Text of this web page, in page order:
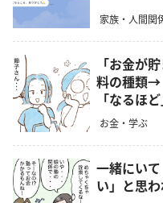
家族・人間関
「お金が
料の種類→
「なるほ
お金・学ぶ
一緒にい
い」と思